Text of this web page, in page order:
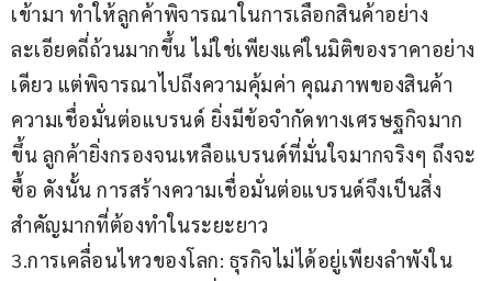
เข้ามา ทำให้ลูกค้าพิจารณาในการเลือกสินค้าอย่าง
ละเอียดถี่ถ้วนมากขึ้น ไม่ใช่เพียงแค่ในมิติของราคาอย่าง
เดียว แต่พิจารณาไปถึงความคุ้มค่า คุณภาพของสินค้า
ความเชื่อมั่นต่อแบรนด์ ยิ่งมีข้อจำกัดทางเศรษฐกิจมาก
ขึ้น ลูกค้ายิ่งกรองจนเหลือแบรนด์ที่มั่นใจมากจริงๆ ถึงจะ
ซื้อ ดังนั้น การสร้างความเชื่อมั่นต่อแบรนด์จึงเป็นสิ่ง
สำคัญมากที่ต้องทำในระยะยาว
3.การเคลื่อนไหวของโลก: ธุรกิจไม่ได้อยู่เพียงลำพังใน